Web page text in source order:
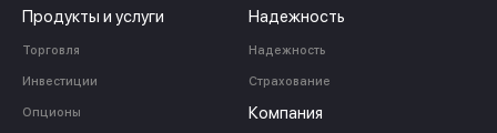
Продукты и услуги
Торговля
Инвестиции
Опционы
Надежность
Надежность
Страхование
Компания